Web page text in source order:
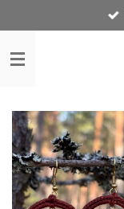
pääsisältöön